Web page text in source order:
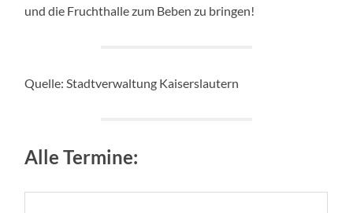
und die Fruchthalle zum Beben zu bringen!
Quelle: Stadtverwaltung Kaiserslautern
Alle Termine: